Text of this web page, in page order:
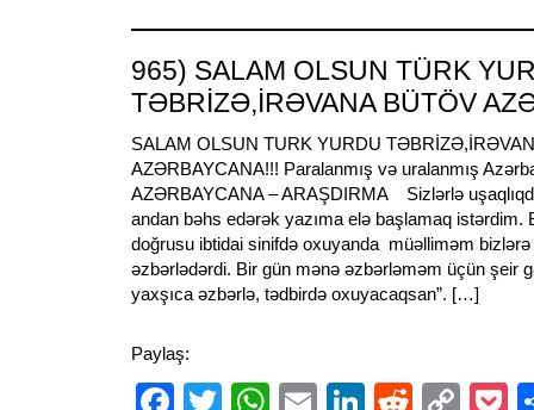
Link
965) SALAM OLSUN TÜRK
TƏBRİZƏ,İRƏVANA BÜTÖV
SALAM OLSUN TURK YURDU
AZƏRBAYCANA!!! Paralanmış və uralanmış
AZƏRBAYCANA – ARAŞDIRMA Sizlərlə
andan bəhs edərək yazıma elə başlamaq istərdim.
doğrusu ibtidai sinifdə oxuyanda müəlliməm bizlərə
əzbərlədərdi. Bir gün mənə əzbərləməm üçün şeir
yaxşıca əzbərlə, tədbirdə oxuyacaqsan”. […]
Paylaş: